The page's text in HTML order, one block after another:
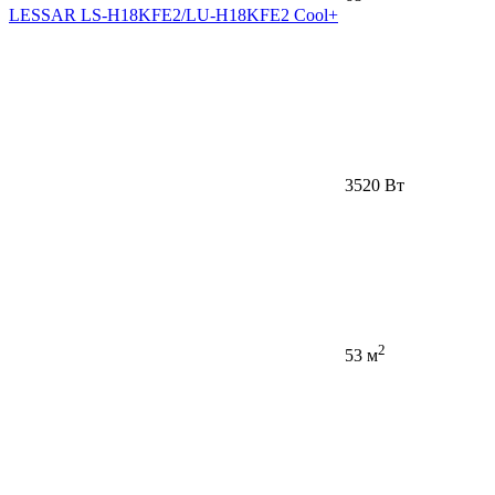
LESSAR LS-H18KFE2/LU-H18KFE2 Cool+
3520 Вт
53 м2